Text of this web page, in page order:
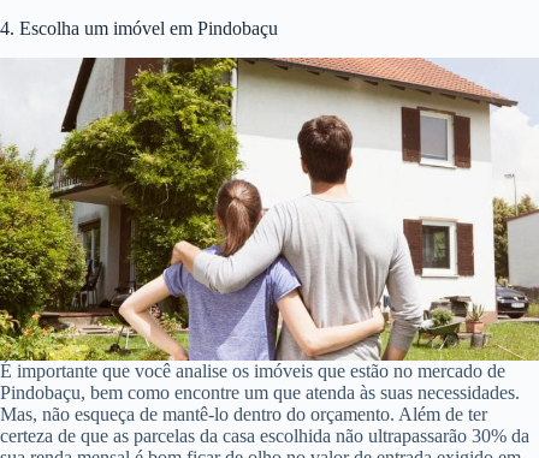
4. Escolha um imóvel em Pindobaçu
É importante que você analise os imóveis que estão no mercado de
Pindobaçu, bem como encontre um que atenda às suas necessidades.
Mas, não esqueça de mantê-lo dentro do orçamento. Além de ter
certeza de que as parcelas da casa escolhida não ultrapassarão 30% da